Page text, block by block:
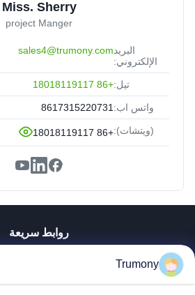
Miss. Sherry
project Manger
البريد
الإلكتروني:
sales4@trumony.com
تيل:+86 18018119117
واتس اب: 8617315220731
(ويتشات):+86 18018119117
روابط سريعة
Trumony